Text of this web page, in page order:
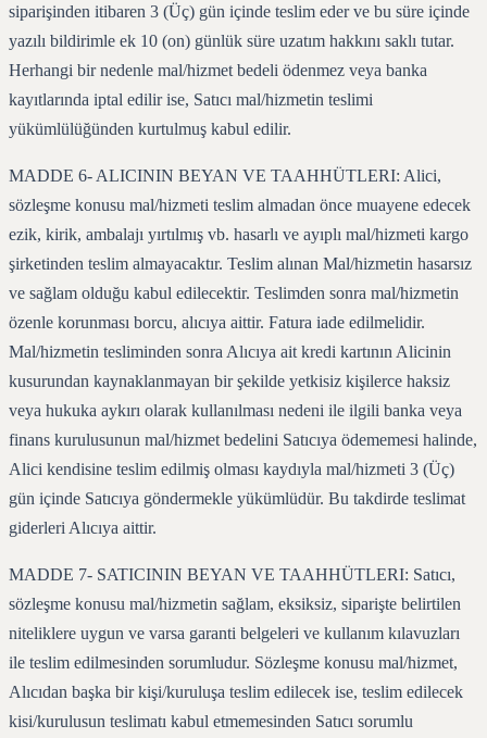
siparişinden itibaren 3 (Üç) gün içinde teslim eder ve bu süre içinde
yazılı bildirimle ek 10 (on) günlük süre uzatım hakkını saklı tutar.
Herhangi bir nedenle mal/hizmet bedeli ödenmez veya banka
kayıtlarında iptal edilir ise, Satıcı mal/hizmetin teslimi
yükümlülüğünden kurtulmuş kabul edilir.
MADDE 6- ALICININ BEYAN VE TAAHHÜTLERI: Alici,
sözleşme konusu mal/hizmeti teslim almadan önce muayene edecek
ezik, kirik, ambalajı yırtılmış vb. hasarlı ve ayıplı mal/hizmeti kargo
şirketinden teslim almayacaktır. Teslim alınan Mal/hizmetin hasarsız
ve sağlam olduğu kabul edilecektir. Teslimden sonra mal/hizmetin
özenle korunması borcu, alıcıya aittir. Fatura iade edilmelidir.
Mal/hizmetin tesliminden sonra Alıcıya ait kredi kartının Alicinin
kusurundan kaynaklanmayan bir şekilde yetkisiz kişilerce haksiz
veya hukuka aykırı olarak kullanılması nedeni ile ilgili banka veya
finans kurulusunun mal/hizmet bedelini Satıcıya ödememesi halinde,
Alici kendisine teslim edilmiş olması kaydıyla mal/hizmeti 3 (Üç)
gün içinde Satıcıya göndermekle yükümlüdür. Bu takdirde teslimat
giderleri Alıcıya aittir.
MADDE 7- SATICININ BEYAN VE TAAHHÜTLERI: Satıcı,
sözleşme konusu mal/hizmetin sağlam, eksiksiz, siparişte belirtilen
niteliklere uygun ve varsa garanti belgeleri ve kullanım kılavuzları
ile teslim edilmesinden sorumludur. Sözleşme konusu mal/hizmet,
Alıcıdan başka bir kişi/kuruluşa teslim edilecek ise, teslim edilecek
kisi/kurulusun teslimatı kabul etmemesinden Satıcı sorumlu